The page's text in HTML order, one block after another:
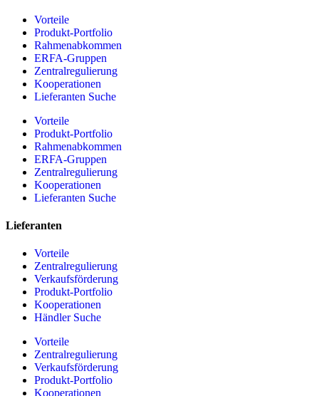
Vorteile
Produkt-Portfolio
Rahmenabkommen
ERFA-Gruppen
Zentralregulierung
Kooperationen
Lieferanten Suche
Vorteile
Produkt-Portfolio
Rahmenabkommen
ERFA-Gruppen
Zentralregulierung
Kooperationen
Lieferanten Suche
Lieferanten
Vorteile
Zentralregulierung
Verkaufsförderung
Produkt-Portfolio
Kooperationen
Händler Suche
Vorteile
Zentralregulierung
Verkaufsförderung
Produkt-Portfolio
Kooperationen